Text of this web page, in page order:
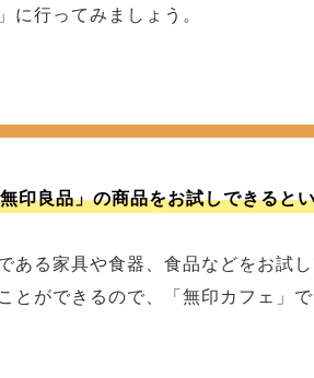
行ってみましょう。
印良品」の商品をお試しできると
ある家具や食器、食品などをお試
とができるので、「無印カフェ」